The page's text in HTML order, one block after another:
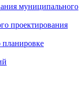
муниципального
проектирования